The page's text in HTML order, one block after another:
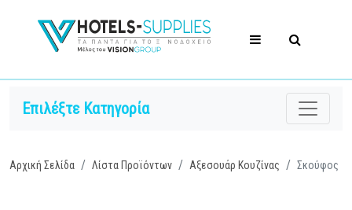
Επιλέξτε Κατηγορία
Αρχική Σελίδα Λίστα Προϊόντων Αξεσουάρ Κουζίνας Σκούφος